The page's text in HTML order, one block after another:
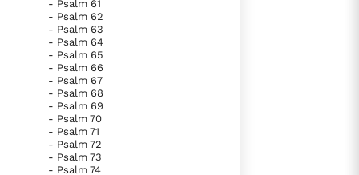
- Psalm 61
- Psalm 62
- Psalm 63
- Psalm 64
- Psalm 65
- Psalm 66
- Psalm 67
- Psalm 68
- Psalm 69
- Psalm 70
- Psalm 71
- Psalm 72
- Psalm 73
- Psalm 74